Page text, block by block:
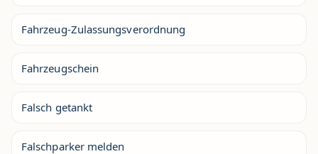
Fahrzeug-Zulassungsverordnung
Fahrzeugschein
Falsch getankt
Falschparker melden